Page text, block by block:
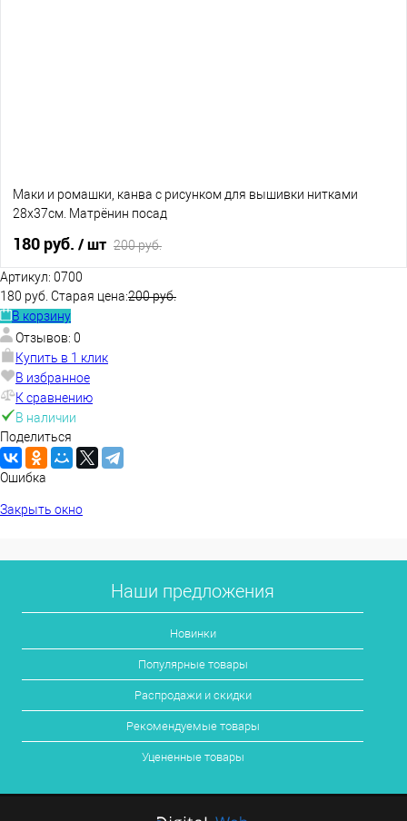
Маки и ромашки, канва с рисунком для вышивки нитками
28х37см. Матрёнин посад
180 руб. / шт 200 руб.
В избранное
Артикул: 0700
180 руб. Старая цена:200 руб.
В корзину
Отзывов: 0
Купить в 1 клик
В избранное
К сравнению
В наличии
Поделиться
Ошибка
Закрыть окно
Наши предложения
Новинки
Популярные товары
Распродажи и скидки
Рекомендуемые товары
Уцененные товары